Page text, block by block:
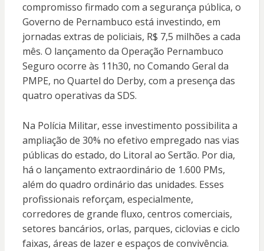
compromisso firmado com a segurança pública, o
Governo de Pernambuco está investindo, em
jornadas extras de policiais, R$ 7,5 milhões a cada
mês. O lançamento da Operação Pernambuco
Seguro ocorre às 11h30, no Comando Geral da
PMPE, no Quartel do Derby, com a presença das
quatro operativas da SDS.
Na Polícia Militar, esse investimento possibilita a
ampliação de 30% no efetivo empregado nas vias
públicas do estado, do Litoral ao Sertão. Por dia,
há o lançamento extraordinário de 1.600 PMs,
além do quadro ordinário das unidades. Esses
profissionais reforçam, especialmente,
corredores de grande fluxo, centros comerciais,
setores bancários, orlas, parques, ciclovias e ciclo
faixas, áreas de lazer e espaços de convivência.